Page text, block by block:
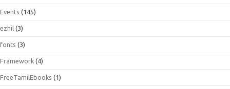
Events (145)
ezhil (3)
fonts (3)
Framework (4)
FreeTamilEbooks (1)